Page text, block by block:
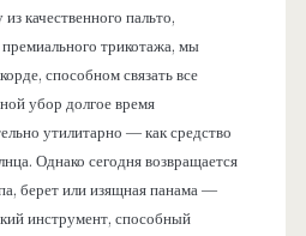
качественного пальто,
трикотажа, мы
способном связать все
убор долгое время
утилитарно — как средство
Однако сегодня возвращается
берет или изящная панама —
инструмент, способный